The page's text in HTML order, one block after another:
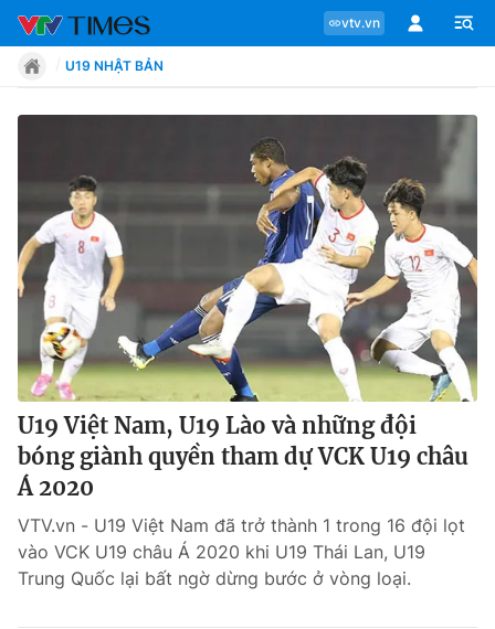
vtv.vn
Chuyên mục
Tin tức
Move
Phong cách
Chân dung
Sự kiện
Bóng đá
U19 NHẬT BẢN
U19 Việt Nam, U19 Lào và những đội
bóng giành quyền tham dự VCK U19 châu
Á 2020
VTV.vn - U19 Việt Nam đã trở thành 1 trong 16 đội lọt
vào VCK U19 châu Á 2020 khi U19 Thái Lan, U19
Trung Quốc lại bất ngờ dừng bước ở vòng loại.